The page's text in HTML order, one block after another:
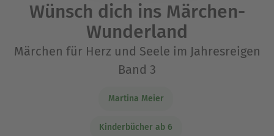
Wünsch dich ins Märchen-
Wunderland
Märchen für Herz und Seele im Jahresreigen
Band 3
Martina Meier
Kinderbücher ab 6